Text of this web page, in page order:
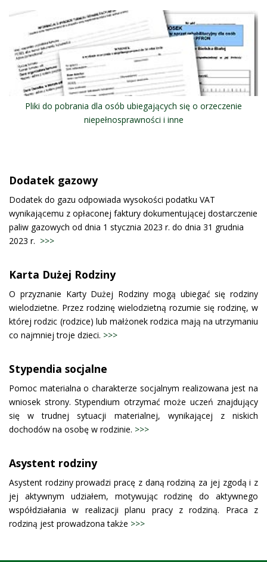
Pliki do pobrania dla osób ubiegających się o orzeczenie
niepełnosprawności i inne
Dodatek gazowy
Dodatek do gazu odpowiada wysokości podatku VAT
wynikającemu z opłaconej faktury dokumentującej dostarczenie
paliw gazowych od dnia 1 stycznia 2023 r. do dnia 31 grudnia
2023 r. >>>
Karta Dużej Rodziny
O przyznanie Karty Dużej Rodziny mogą ubiegać się rodziny
wielodzietne. Przez rodzinę wielodzietną rozumie się rodzinę, w
której rodzic (rodzice) lub małżonek rodzica mają na utrzymaniu
co najmniej troje dzieci. >>>
Stypendia socjalne
Pomoc materialna o charakterze socjalnym realizowana jest na
wniosek strony. Stypendium otrzymać może uczeń znajdujący
się w trudnej sytuacji materialnej, wynikającej z niskich
dochodów na osobę w rodzinie. >>>
Asystent rodziny
Asystent rodziny prowadzi pracę z daną rodziną za jej zgodą i z
jej aktywnym udziałem, motywując rodzinę do aktywnego
współdziałania w realizacji planu pracy z rodziną. Praca z
rodziną jest prowadzona także >>>